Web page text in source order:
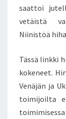
saattoi
vetäistä
Niinistöä
Tässä linkki
kokeneet.
Venäjän ja
toimijoilta
toimimisessa